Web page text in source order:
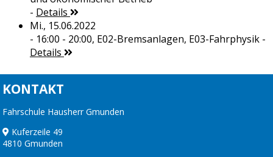
- Details
Mi., 15.06.2022
- 16:00 - 20:00, E02-Bremsanlagen, E03-Fahrphysik-
Details
KONTAKT
Fahrschule Hausherr Gmunden
Kuferzeile 49
4810 Gmunden